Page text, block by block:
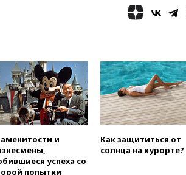
10:41
Пашинян: Армения
понимает невозможность
одновременного членства в
ЕС и ЕАЭС
10:21
ФСБ задержала более
обмена криптовалюты в
«Москве-Сити»
и
успеха со
попытки
Как защититься от
солнца на курорте?